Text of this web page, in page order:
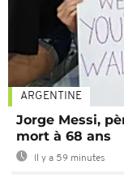
ARGENTINE
Jorge Messi,
mort à 68 ans
Il y a 59 minutes